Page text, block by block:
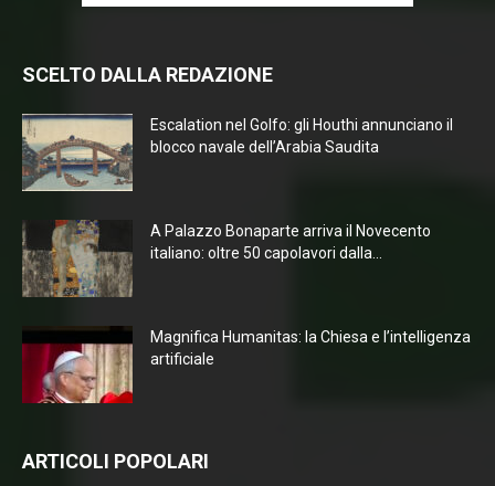
SCELTO DALLA REDAZIONE
Escalation nel Golfo: gli Houthi annunciano il
blocco navale dell’Arabia Saudita
A Palazzo Bonaparte arriva il Novecento
italiano: oltre 50 capolavori dalla...
Magnifica Humanitas: la Chiesa e l’intelligenza
artificiale
ARTICOLI POPOLARI